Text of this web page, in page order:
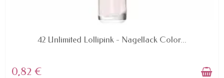
42 Unlimited Lollipink - Nagellack Color...
0,82 €